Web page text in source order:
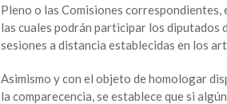
Pleno o las Comisiones
las cuales podrán participar los diputados
sesiones a distancia establecidas en los
Asimismo y con el objeto de homologar
la comparecencia, se establece que si